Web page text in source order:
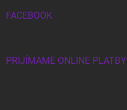
FACEBOOK
PRIJÍMAME ONLINE PLATBY